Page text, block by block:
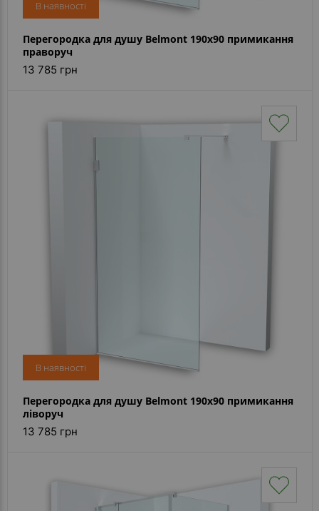
В наявності
Перегородка для душу Belmont 190x90 примикання
праворуч
13 785 грн
В наявності
Перегородка для душу Belmont 190x90 примикання
ліворуч
13 785 грн